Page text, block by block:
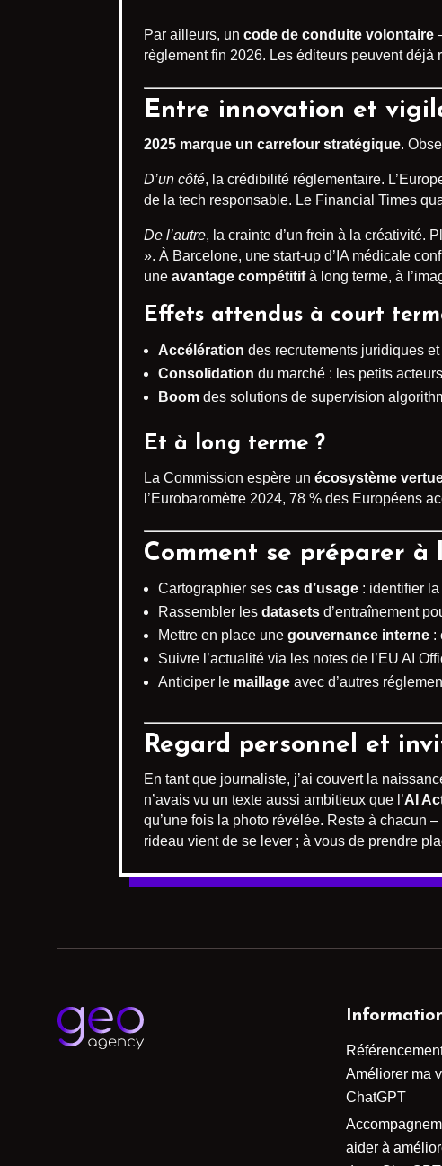
Par ailleurs, un code de conduite volontaire
règlement fin 2026. Les éditeurs peuvent
Entre innovation et
2025 marque un carrefour stratégique.
D’un côté, la crédibilité réglementaire.
de la tech responsable. Le Financial Times
De l’autre, la crainte d’un frein à la créativité.
». À Barcelone, une start-up d’IA médicale
une avantage compétitifà long terme, à
Effets attendus à court
Accélération des recrutements juridiques
Consolidation du marché : les petits
Boom des solutions de supervision
Et à long terme ?
La Commission espère un écosystème
l’Eurobaromètre 2024, 78 % des Européens
Comment se préparer à
Cartographier ses cas d’usage : identifier
Rassembler les datasets d’entraînement
Mettre en place une gouvernance interne :
Suivre l’actualité via les notes de l’EU AI
Anticiper le maillage avec d’autres
Regard personnel et
En tant que journaliste, j’ai couvert la
n’avais vu un texte aussi ambitieux que l’AI
qu’une fois la photo révélée. Reste à chacun
rideau vient de se lever ; à vous de prendre
Améliorer ma
ChatGPT
aider à